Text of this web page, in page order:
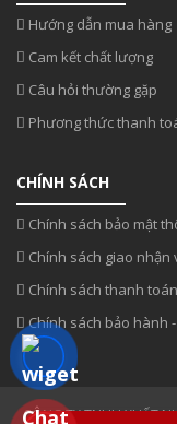
Hướng dẫn mua hàng
Cam kết chất lượng
Câu hỏi thường gặp
Phương thức thanh
CHÍNH SÁCH
Chính sách bảo mật
Chính sách giao nhận
Chính sách thanh toán
Chính sách bảo hành
CÔNG TY TNHH XUẤT